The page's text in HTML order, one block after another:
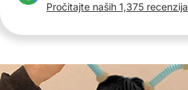
Pročitajte naših 1,375 recenzija